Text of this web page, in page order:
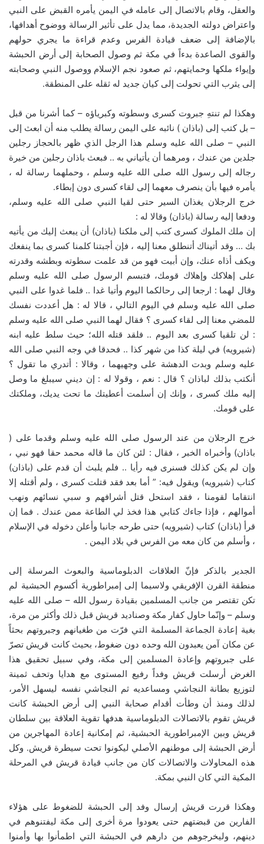
والعقل، وقام بالاتصال إلى عامله في اليمن يأمره القبض على النبي
واعتراض دولته الجديدة، مما يدل على تأثير الرسالة ووضوح أهدافها،
بالإضافة إلى ضعف قيادة الفرس وعدم قراءة ما يجري حولهم
والقوى الصاعدة بدءاً في مكة ثم وصول الصحابة إلى أرض الحبشة
وإيواء ملكها وحمايتهم، ثم صعود نجم الإسلام ووصول النبي وصحابته
إلى يثرب التي تحولت إلى كيان جديد له ثقله على المنطقة.
وهكذا لم تنتهِ جبروت كسرى وسطوته وكبرياؤه – كما أشرنا من قبل
– بل كتب إلى (باذان ) نائبه على اليمن رسالة يطلب منه أن ابعث إلى
النبي – صلى الله عليه وسلم هذا الرجل الذي ظهر بالحجاز رجلين
جلدين من عندك ، ومرهما أن يأتياني به .. فبعث باذان رجلين من خيرة
رجاله إلى رسول الله صلى الله عليه وسلم ، وحملهما رسالة له ،
يأمره فيها بأن ينصرف معهما إلى لقاء كسرى دون إبطاء.
خرج الرجلان يغذان السير حتى لقيا النبي صلى الله عليه وسلم،
ودفعا إليه رسالة (باذان) وقالا له :
إن ملك الملوك كسرى كتب إلى ملكنا (باذان) أن يبعث إليك من يأتيه
بك … وقد أتيناك أتنطلق معنا إليه ، فإن أجبتنا كلمنا كسرى بما ينفعك
ويكف أذاه عنك، وإن أبيت فهو من قد علمت سطوته وبطشه وقدرته
على إهلاكك وإهلاك قومك، فتبسم الرسول صلى الله عليه وسلم
وقال لهما : ارجعا إلى رحالكما اليوم وأتيا غدا .. فلما غدوا على النبي
صلى الله عليه وسلم في اليوم التالي ، قالا له : هل أعددت نفسك
للمضي معنا إلى لقاء كسرى ؟ فقال لهما النبي صلى الله عليه وسلم
: لن تلقيا كسرى بعد اليوم .. فلقد قتله الله؛ حيث سلط عليه ابنه
(شيرويه) في ليلة كذا من شهر كذا .. فحدقا في وجه النبي صلى الله
عليه وسلم وبدت الدهشة على وجهيهما ، وقالا : أتدري ما تقول ؟
أنكتب بذلك لباذان ؟ قال : نعم ، وقولا له : إن ديني سيبلغ ما وصل
إليه ملك كسرى ، وإنك إن أسلمت أعطيتك ما تحت يديك، وملكتك
على قومك.
خرج الرجلان من عند الرسول صلى الله عليه وسلم وقدما على (
باذان) وأخبراه الخبر ، فقال : لئن كان ما قاله محمد حقا فهو نبي ،
وإن لم يكن كذلك فسنرى فيه رأيا .. فلم يلبث أن قدم على (باذان)
كتاب (شيرويه) ويقول فيه: ” أما بعد فقد قتلت كسرى ، ولم أقتله إلا
انتقاما لقومنا ، فقد استحل قتل أشرافهم و سبي نسائهم ونهب
أموالهم ، فإذا جاءك كتابي هذا فخذ لي الطاعة ممن عندك . فما إن
قرأ (باذان) كتاب (شيرويه) حتى طرحه جانبا وأعلن دخوله في الإسلام
، وأسلم من كان معه من الفرس في بلاد اليمن .
الجدير بالذكر فإنّ العلاقات الدبلوماسية والبعوث المرسلة إلى
منطقة القرن الإفريقي ولاسيما إلى إمبراطورية أكسوم الحبشية لم
تكن تقتصر من جانب المسلمين بقيادة رسول الله – صلى الله عليه
وسلم – وإنّما حاول كفار مكة وصناديد قريش قبل ذلك وأكثر من مرة،
بغية إعادة الجماعة المسلمة التي فرّت من طغيانهم وجبروتهم بحثاً
عن مكان آمن يعبدون الله وحده دون ضغوط، بحيث كانت قريش تصرّ
على جبروتهم وإعادة المسلمين إلى مكة، وفي سبيل تحقيق هذا
الغرض أرسلت قريش وفداً رفيع المستوى مع هدايا وتحف ثمينة
لتوزيع بطانة النجاشي ومساعديه ثم النجاشي نفسه ليسهل الأمر،
لذلك ومنذ أن وطأت أقدام صحابة النبي إلى أرض الحبشة كانت
قريش تقوم بالاتصالات الدبلوماسية هدفها تقوية العلاقة بين سلطان
قريش وبين الإمبراطورية الحبشية، ثم إمكانية إعادة المهاجرين من
أرض الحبشة إلى موطنهم الأصلي ليكونوا تحت سيطرة قريش. وكل
هذه المحاولات والاتصالات كان من جانب قيادة قريش في المرحلة
المكية التي كان النبي بمكة.
وهكذا قررت قريش إرسال وفد إلى الحبشة للضغوط على هؤلاء
الفارين من قبضتهم حتى يعودوا مرة أخرى إلى مكة ليفتنوهم في
دينهم، وليخرجوهم من دارهم في الحبشة التي اطمأنوا بها وأمنوا